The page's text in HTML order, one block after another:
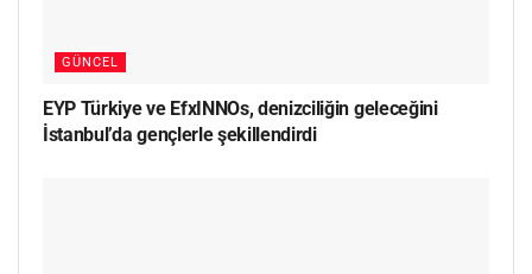
GÜNCEL
EYP Türkiye ve EfxINNOs, denizciliğin geleceğini
İstanbul’da gençlerle şekillendirdi